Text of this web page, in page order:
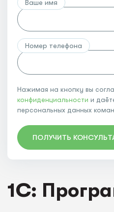
Ваше имя
Номер телефона
Нажимая на кнопку вы
конфиденциальности и
персональных данных
ПОЛУЧИТЬ
1C: